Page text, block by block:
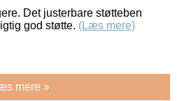
Det justerbare støtteben
god støtte. (Læs mere)
mere »